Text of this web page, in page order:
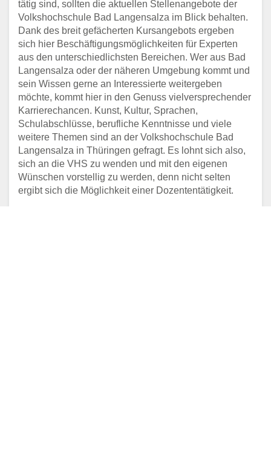
tätig sind, sollten die aktuellen Stellenangebote der
Volkshochschule Bad Langensalza im Blick behalten.
Dank des breit gefächerten Kursangebots ergeben
sich hier Beschäftigungsmöglichkeiten für Experten
aus den unterschiedlichsten Bereichen. Wer aus Bad
Langensalza oder der näheren Umgebung kommt und
sein Wissen gerne an Interessierte weitergeben
möchte, kommt hier in den Genuss vielversprechender
Karrierechancen. Kunst, Kultur, Sprachen,
Schulabschlüsse, berufliche Kenntnisse und viele
weitere Themen sind an der Volkshochschule Bad
Langensalza in Thüringen gefragt. Es lohnt sich also,
sich an die VHS zu wenden und mit den eigenen
Wünschen vorstellig zu werden, denn nicht selten
ergibt sich die Möglichkeit einer Dozententätigkeit.